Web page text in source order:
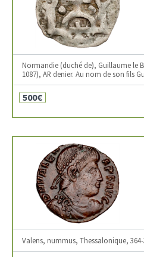
Normandie (duché de), Guillaume le
1087), AR denier. Au nom de son fils
500€
Valens, nummus, Thessalonique, 364-